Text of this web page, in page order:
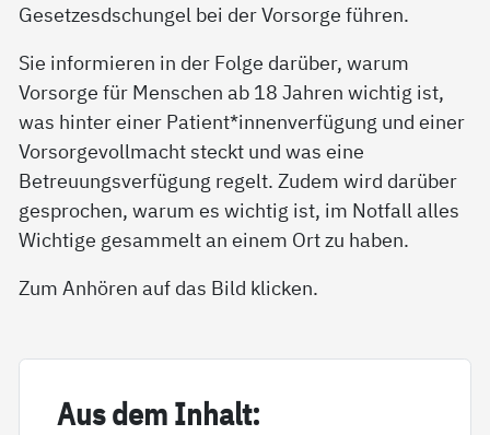
Gesetzesdschungel bei der Vorsorge führen.
Sie informieren in der Folge darüber, warum
Vorsorge für Menschen ab 18 Jahren wichtig ist,
was hinter einer Patient*innenverfügung und einer
Vorsorgevollmacht steckt und was eine
Betreuungsverfügung regelt. Zudem wird darüber
gesprochen, warum es wichtig ist, im Notfall alles
Wichtige gesammelt an einem Ort zu haben.
Zum Anhören auf das Bild klicken.
Aus dem In­halt: